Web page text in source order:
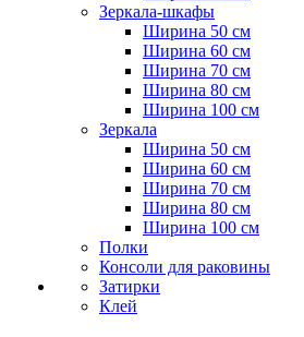
Зеркала-шкафы
Ширина 50 см
Ширина 60 см
Ширина 70 см
Ширина 80 см
Ширина 100 см
Зеркала
Ширина 50 см
Ширина 60 см
Ширина 70 см
Ширина 80 см
Ширина 100 см
Полки
Консоли для раковины
Затирки
Клей